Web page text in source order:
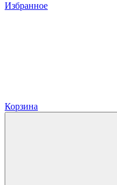
Избранное
Корзина